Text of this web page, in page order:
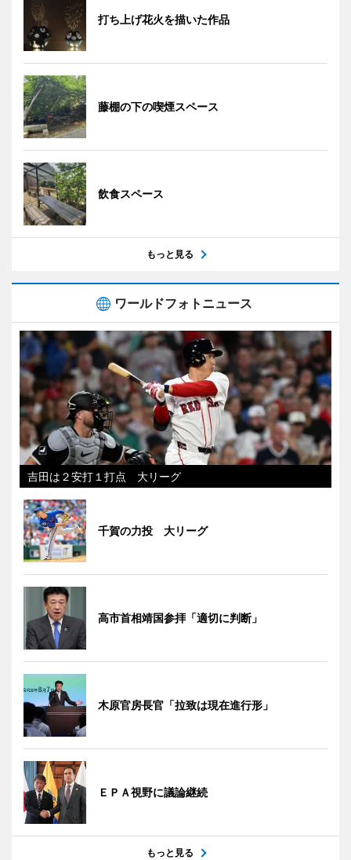
打ち上げ花火を描いた作品
藤棚の下の喫煙スペース
飲食スペース
もっと見る
ワールドフォトニュース
吉田は２安打１打点 大リーグ
千賀の力投 大リーグ
高市首相靖国参拝「適切に判断」
木原官房長官「拉致は現在進行形」
ＥＰＡ視野に議論継続
もっと見る